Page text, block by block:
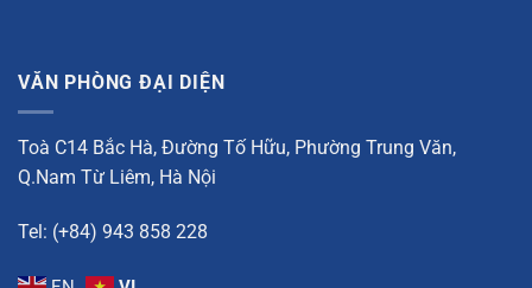
VĂN PHÒNG ĐẠI DIỆN
Toà C14 Bắc Hà, Đường Tố Hữu, Phường Trung Văn,
Q.Nam Từ Liêm, Hà Nội
Tel: (+84) 943 858 228